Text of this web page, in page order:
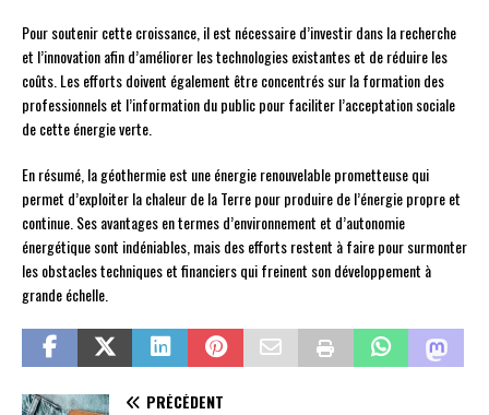
Pour soutenir cette croissance, il est nécessaire d’investir dans la recherche
et l’innovation afin d’améliorer les technologies existantes et de réduire les
coûts. Les efforts doivent également être concentrés sur la formation des
professionnels et l’information du public pour faciliter l’acceptation sociale
de cette énergie verte.
En résumé, la géothermie est une énergie renouvelable prometteuse qui
permet d’exploiter la chaleur de la Terre pour produire de l’énergie propre et
continue. Ses avantages en termes d’environnement et d’autonomie
énergétique sont indéniables, mais des efforts restent à faire pour surmonter
les obstacles techniques et financiers qui freinent son développement à
grande échelle.
PRÉCÉDENT